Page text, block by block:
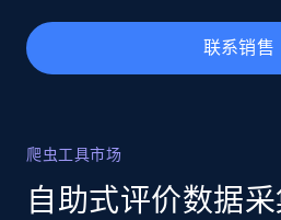
联系销售
爬虫工具市场
自助式评价数据